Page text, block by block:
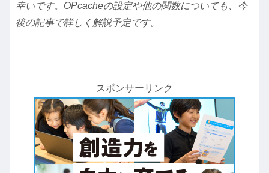
幸いです。OPcacheの設定や他の関数についても、今
後の記事で詳しく解説予定です。
スポンサーリンク